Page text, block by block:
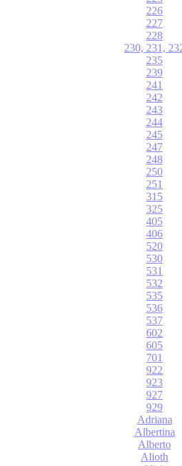
226
227
228
230, 231,
235
239
241
242
243
244
245
247
248
250
251
315
325
405
406
520
530
531
532
535
536
537
602
605
701
922
923
927
929
Adriana
Albertina
Alberto
Alioth